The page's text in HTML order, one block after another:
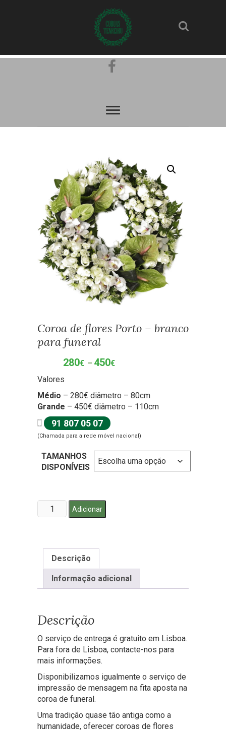
Pinterest
Coroa de flores Porto – branco
para funeral
280€ – 450€Price
through
450€
Valores
Médio – 280€ diâmetro – 80cm
Grande – 450€ diâmetro – 110cm
91 807 05 07
(Chamada para a rede móvel nacional)
TAMANHOS
DISPONÍVEIS
Quantidade
de
flores
Porto
branco
Adicionar
Descrição
Informação adicional
Descrição
O serviço de entrega é gratuito em Lisboa.
Para fora de Lisboa, contacte-nos para
mais informações.
Disponibilizamos igualmente o serviço de
impressão de mensagem na fita aposta na
coroa de funeral.
Uma tradição quase tão antiga como a
humanidade, oferecer coroas de flores